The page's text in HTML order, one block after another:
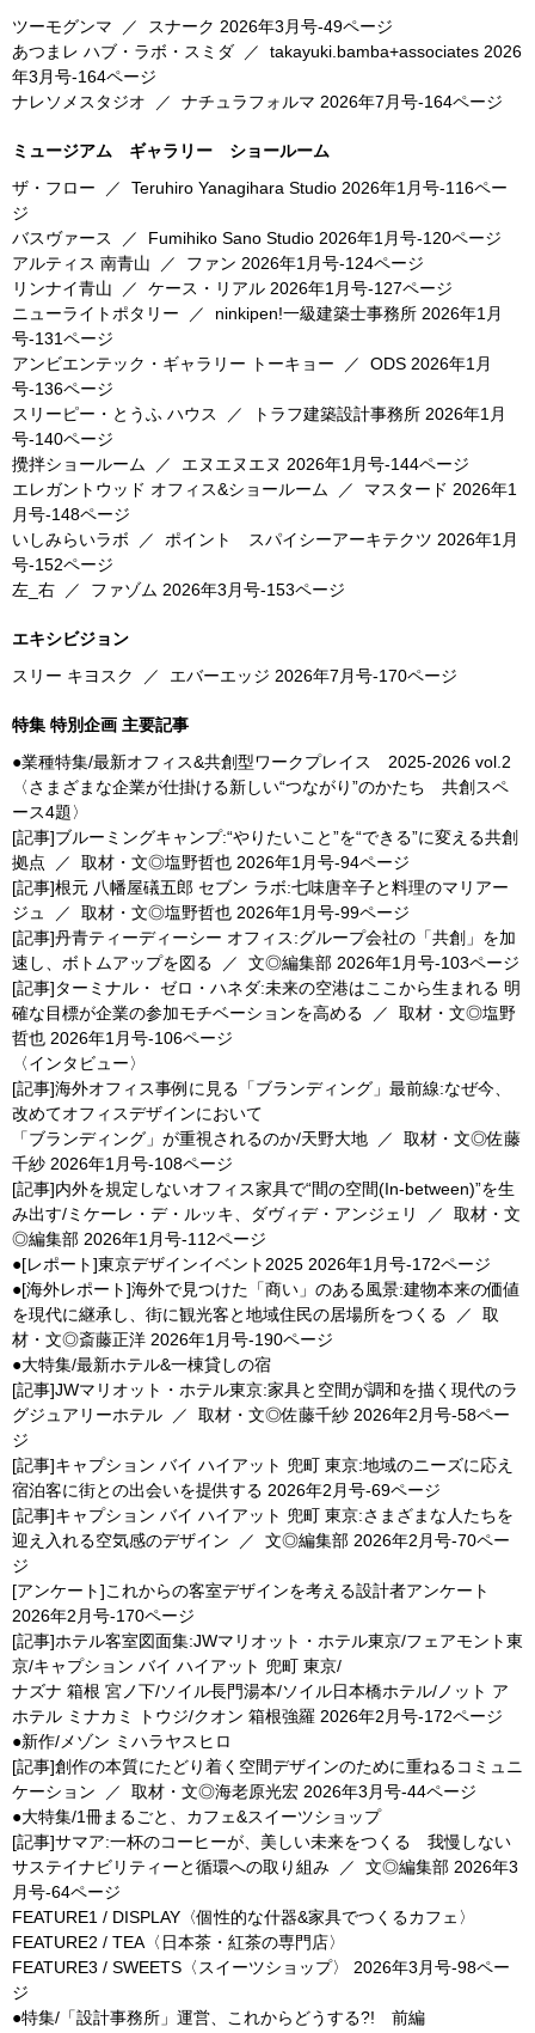
ツーモグンマ ／ スナーク 2026年3月号-49ページ
あつまレ ハブ・ラボ・スミダ ／ takayuki.bamba+associates 2026
年3月号-164ページ
ナレソメスタジオ ／ ナチュラフォルマ 2026年7月号-164ページ
ミュージアム ギャラリー ショールーム
ザ・フロー ／ Teruhiro Yanagihara Studio 2026年1月号-116ペー
ジ
バスヴァース
／ Fumihiko Sano Studio 2026年1月号-120ページ
アルティス 南青山 ／ ファン 2026年1月号-124ページ
リンナイ青山 ／ ケース・リアル 2026年1月号-127ページ
ニューライトポタリー ／ ninkipen!一級建築士事務所 2026年1月
号-131ページ
アンビエンテック・ギャラリー トーキョー ／ ODS 2026年1月
号-136ページ
スリーピー・とうふ ハウス
／ トラフ建築設計事務所 2026年1月
号-140ページ
攪拌ショールーム ／ エヌエヌエヌ 2026年1月号-144ページ
エレガントウッド オフィス&ショールーム ／ マスタード 2026年1
月号-148ページ
いしみらいラボ ／ ポイント スパイシーアーキテクツ 2026年1月
号-152ページ
左_右 ／ ファゾム 2026年3月号-153ページ
エキシビジョン
スリー キヨスク
／ エバーエッジ 2026年7月号-170ページ
特集 特別企画 主要記事
●業種特集/最新オフィス&共創型ワークプレイス 2025-2026 vol.2
〈さまざまな企業が仕掛ける新しい“つながり”のかたち 共創スペ
ース4題〉
[記事]ブルーミングキャンプ:“やりたいこと”を“できる”に変える共創
拠点 ／ 取材・文◎塩野哲也 2026年1月号-94ページ
[記事]根元 八幡屋礒五郎 セブン ラボ:七味唐辛子と料理のマリアー
ジュ
／ 取材・文◎塩野哲也 2026年1月号-99ページ
[記事]丹青ティーディーシー オフィス:グループ会社の「共創」を加
速し、ボトムアップを図る ／ 文◎編集部 2026年1月号-103ページ
[記事]ターミナル・ ゼロ・ハネダ:未来の空港はここから生まれる 明
確な目標が企業の参加モチベーションを高める ／ 取材・文◎塩野
哲也 2026年1月号-106ページ
〈インタビュー〉
[記事]海外オフィス事例に見る「ブランディング」最前線:なぜ今、
改めてオフィスデザインにおいて
「ブランディング」が重視されるのか/天野大地 ／ 取材・文◎佐藤
千紗 2026年1月号-108ページ
[記事]内外を規定しないオフィス家具で“間の空間(In-between)”を生
み出す/ミケーレ・デ・ルッキ、ダヴィデ・アンジェリ
／ 取材・文
◎編集部 2026年1月号-112ページ
●[レポート]東京デザインイベント2025 2026年1月号-172ページ
●[海外レポート]海外で見つけた「商い」のある風景:建物本来の価値
を現代に継承し、街に観光客と地域住民の居場所をつくる ／ 取
材・文◎斎藤正洋 2026年1月号-190ページ
●大特集/最新ホテル&一棟貸しの宿
[記事]JWマリオット・ホテル東京:家具と空間が調和を描く現代のラ
グジュアリーホテル ／ 取材・文◎佐藤千紗 2026年2月号-58ペー
ジ
[記事]キャプション バイ ハイアット 兜町 東京:地域のニーズに応え
宿泊客に街との出会いを提供する 2026年2月号-69ページ
[記事]キャプション バイ ハイアット 兜町 東京:さまざまな人たちを
迎え入れる空気感のデザイン ／ 文◎編集部 2026年2月号-70ペー
ジ
[アンケート]これからの客室デザインを考える設計者アンケート
2026年2月号-170ページ
[記事]ホテル客室図面集:JWマリオット・ホテル東京/フェアモント東
京/キャプション バイ ハイアット 兜町 東京/
ナズナ 箱根 宮ノ下/ソイル長門湯本/ソイル日本橋ホテル/ノット ア
ホテル ミナカミ トウジ/クオン 箱根強羅 2026年2月号-172ページ
●新作/メゾン ミハラヤスヒロ
[記事]創作の本質にたどり着く空間デザインのために重ねるコミュニ
ケーション ／ 取材・文◎海老原光宏 2026年3月号-44ページ
●大特集/1冊まるごと、カフェ&スイーツショップ
[記事]サマア:一杯のコーヒーが、美しい未来をつくる 我慢しない
サステイナビリティーと循環への取り組み ／ 文◎編集部 2026年3
月号-64ページ
FEATURE1 / DISPLAY〈個性的な什器&家具でつくるカフェ〉
FEATURE2 / TEA〈日本茶・紅茶の専門店〉
FEATURE3 / SWEETS〈スイーツショップ〉
2026年3月号-98ペー
ジ
●特集/「設計事務所」運営、これからどうする?! 前編